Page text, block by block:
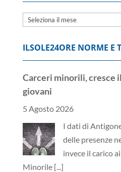
Archivi
ILSOLE24ORE NORME E
Carceri minorili, cresce
giovani
5 Agosto 2026
I dati di
delle presenze
invece il carico
Minorile [...]